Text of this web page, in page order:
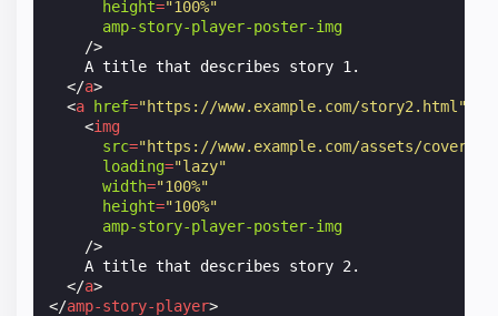
height="100%"
amp-story-player-poster-img
/>
    A title that describes story 1.
</a>
<a href="https://www.example.com/story2.html"
<img
src="https://www.example.com/assets/
loading="lazy"
width="100%"
height="100%"
amp-story-player-poster-img
/>
    A title that describes story 2.
</a>
</amp-story-player>